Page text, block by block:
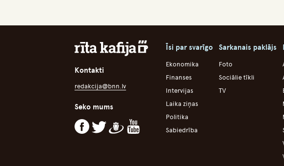
Kontakti
redakcija@bnn.lv
Seko mums
Īsi par svarīgo
Ekonomika
Finanses
Intervijas
Laika ziņas
Politika
Sabiedrība
Sarkanais paklājs
Foto
Sociālie tīkli
TV